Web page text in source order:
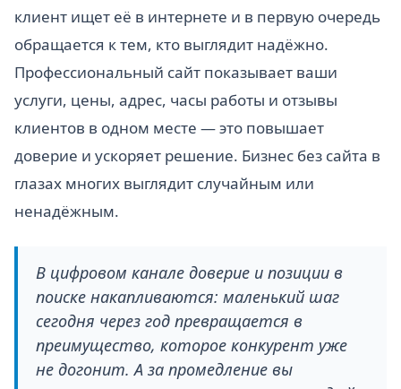
клиент ищет её в интернете и в первую очередь
обращается к тем, кто выглядит надёжно.
Профессиональный сайт показывает ваши
услуги, цены, адрес, часы работы и отзывы
клиентов в одном месте — это повышает
доверие и ускоряет решение. Бизнес без сайта в
глазах многих выглядит случайным или
ненадёжным.
В цифровом канале доверие и позиции в
поиске накапливаются: маленький шаг
сегодня через год превращается в
преимущество, которое конкурент уже
не догонит. А за промедление вы